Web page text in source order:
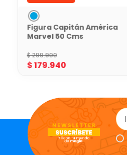
Figura Capitán América
Marvel 50 Cms
$299.900
$179.940